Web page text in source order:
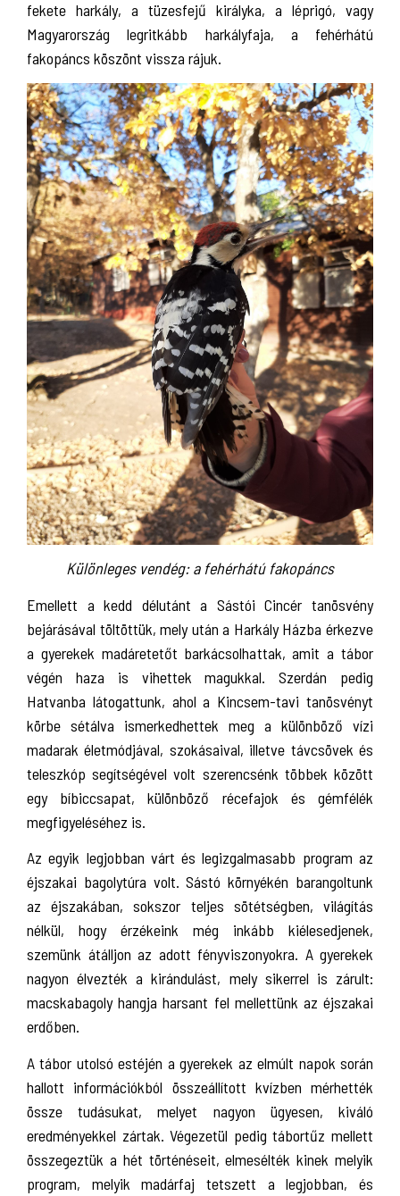
fekete harkály, a tüzesfejű királyka, a léprigó, vagy
Magyarország legritkább harkályfaja, a fehérhátú
fakopáncs köszönt vissza rájuk.
Különleges vendég: a fehérhátú fakopáncs
Emellett a kedd délutánt a Sástói Cincér tanösvény
bejárásával töltöttük, mely után a Harkály Házba érkezve
a gyerekek madáretetőt barkácsolhattak, amit a tábor
végén haza is vihettek magukkal. Szerdán pedig
Hatvanba látogattunk, ahol a Kincsem-tavi tanösvényt
körbe sétálva ismerkedhettek meg a különböző vízi
madarak életmódjával, szokásaival, illetve távcsövek és
teleszkóp segítségével volt szerencsénk többek között
egy bíbiccsapat, különböző récefajok és gémfélék
megfigyeléséhez is.
Az egyik legjobban várt és legizgalmasabb program az
éjszakai bagolytúra volt. Sástó környékén barangoltunk
az éjszakában, sokszor teljes sötétségben, világítás
nélkül, hogy érzékeink még inkább kiélesedjenek,
szemünk átálljon az adott fényviszonyokra. A gyerekek
nagyon élvezték a kirándulást, mely sikerrel is zárult:
macskabagoly hangja harsant fel mellettünk az éjszakai
erdőben.
A tábor utolsó estéjén a gyerekek az elmúlt napok során
hallott információkból összeállított kvízben mérhették
össze tudásukat, melyet nagyon ügyesen, kiváló
eredményekkel zártak. Végezetül pedig tábortűz mellett
összegeztük a hét történéseit, elmesélték kinek melyik
program, melyik madárfaj tetszett a legjobban, és